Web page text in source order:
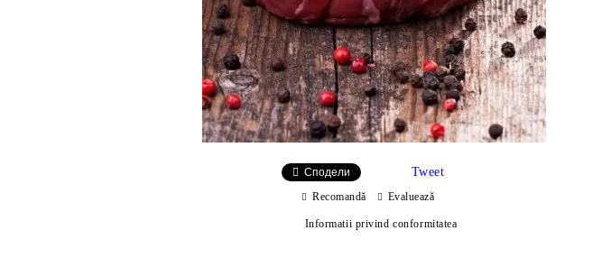
Сподели Tweet
Recomandă Evaluează
Informatii privind conformitatea